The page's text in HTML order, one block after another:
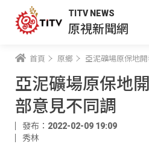
TITV NEWS
原視新聞網
首頁 原鄉 亞泥礦場原保地
亞泥礦場原保地
部意見不同調
發布：2022-02-09 19:09
秀林